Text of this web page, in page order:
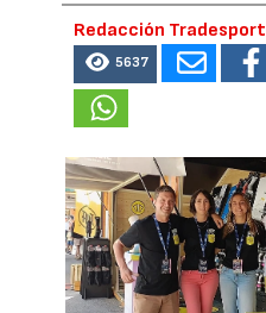
Redacción Tradesport
5637